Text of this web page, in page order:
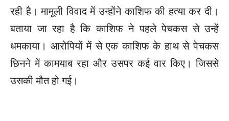
रही है। मामूली विवाद में उन्होंने काशिफ की हत्या कर दी।
बताया जा रहा है कि काशिफ ने पहले पेचकस से उन्हें
धमकाया। आरोपियों में से एक काशिफ के हाथ से पेचकस
छिनने में कामयाब रहा और उसपर कई वार किए। जिससे
उसकी मौत हो गई।